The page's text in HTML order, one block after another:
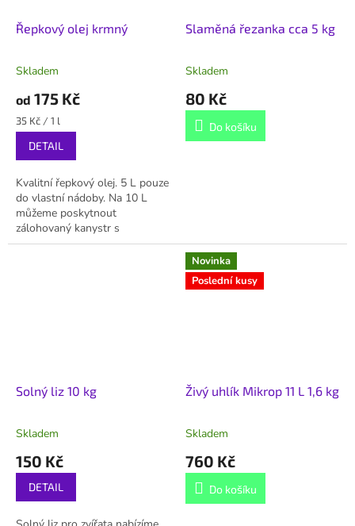
Řepkový olej krmný
Skladem
od 175 Kč
Měrná
cena:
35 Kč / 1 l
DETAIL
Kvalitní řepkový olej. 5 L pouze
do vlastní nádoby. Na 10 L
můžeme poskytnout
zálohovaný kanystr s
kohoutkem.
Slaměná řezanka cca 5 kg
Skladem
80 Kč
Do košíku
Solný liz 10 kg
Skladem
150 Kč
DETAIL
Novinka
Poslední kusy
Živý uhlík Mikrop 11 L 1,6 kg
Skladem
760 Kč
Do košíku